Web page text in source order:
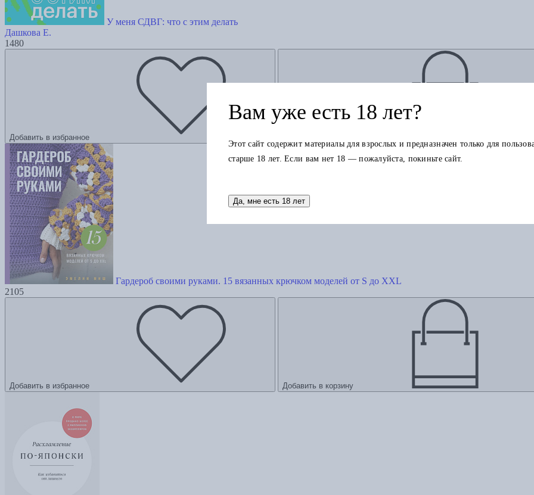
У меня СДВГ: что с этим делать
Дашкова Е.
1480
Добавить в избранное
Гардероб своими руками. 15 вязанных крючком моделей от S до XXL
2105
Добавить в избранное Добавить в корзину
Вам уже есть 18 лет?
Этот сайт содержит материалы для взрослых и предназначен только для
старше 18 лет. Если вам нет 18 — пожалуйста, покиньте сайт.
Да, мне есть 18 лет